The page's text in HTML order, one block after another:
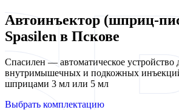
Автоинъектор (шприц-
Spasilen в Пскове
Спасилен — автоматическое устройство
внутримышечных и подкожных
шприцами 3 мл или 5 мл
Выбрать комплектацию